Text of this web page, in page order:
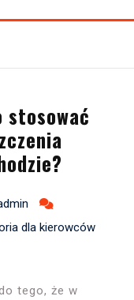
stosować
dla kierowców
tego, że w